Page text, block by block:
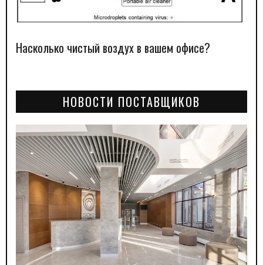
Насколько чистый воздух в вашем офисе?
НОВОСТИ ПОСТАВЩИКОВ